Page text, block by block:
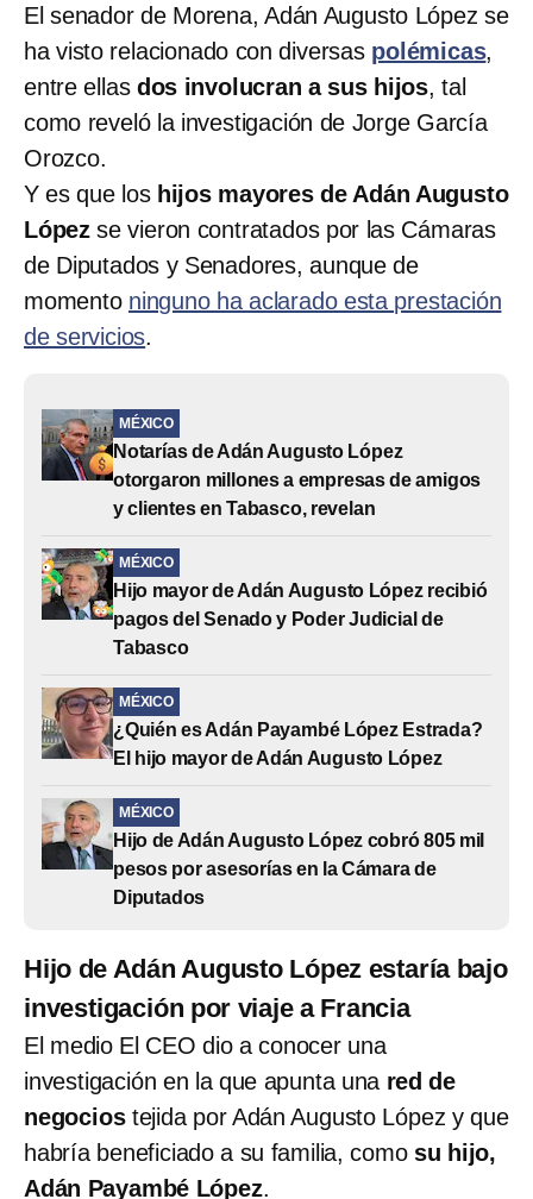
El senador de Morena, Adán Augusto López se
ha visto relacionado con diversas polémicas,
entre ellas dos involucran a sus hijos, tal
como reveló la investigación de Jorge García
Orozco.
Y es que los hijos mayores de Adán Augusto
López se vieron contratados por las Cámaras
de Diputados y Senadores, aunque de
momento ninguno ha aclarado esta prestación
de servicios.
MÉXICO
Notarías de Adán Augusto López
otorgaron millones a empresas de amigos
y clientes en Tabasco, revelan
MÉXICO
Hijo mayor de Adán Augusto López recibió
pagos del Senado y Poder Judicial de
Tabasco
MÉXICO
¿Quién es Adán Payambé López Estrada?
El hijo mayor de Adán Augusto López
MÉXICO
Hijo de Adán Augusto López cobró 805 mil
pesos por asesorías en la Cámara de
Diputados
Hijo de Adán Augusto López estaría bajo
investigación por viaje a Francia
El medio El CEO dio a conocer una
investigación en la que apunta una red de
negociostejida por Adán Augusto López y que
habría beneficiado a su familia, como su hijo,
Adán Payambé López.